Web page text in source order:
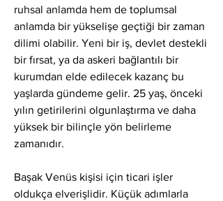
ruhsal anlamda hem de toplumsal
anlamda bir yükselişe geçtiği bir zaman
dilimi olabilir. Yeni bir iş, devlet destekli
bir fırsat, ya da askeri bağlantılı bir
kurumdan elde edilecek kazanç bu
yaşlarda gündeme gelir. 25 yaş, önceki
yılın getirilerini olgunlaştırma ve daha
yüksek bir bilinçle yön belirleme
zamanıdır.
Başak Venüs kişisi için ticari işler
oldukça elverişlidir. Küçük adımlarla